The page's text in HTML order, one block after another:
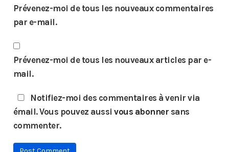
Prévenez-moi de tous les nouveaux commentaires
par e-mail.
Prévenez-moi de tous les nouveaux articles par e-
mail.
Notifiez-moi des commentaires à venir via
émail. Vous pouvez aussi vous abonner sans
commenter.